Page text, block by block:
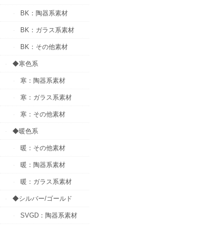
BK：陶器系素材
BK：ガラス系素材
BK：その他素材
◆寒色系
寒：陶器系素材
寒：ガラス系素材
寒：その他素材
◆暖色系
暖：その他素材
暖：陶器系素材
暖：ガラス系素材
◆シルバー/ゴールド
SVGD：陶器系素材